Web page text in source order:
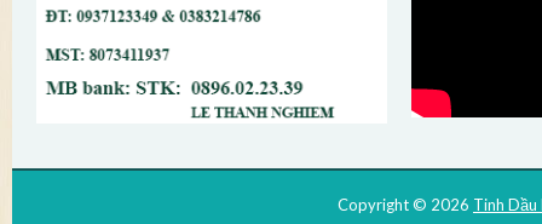
Copyright © 2026 Tinh Dầu